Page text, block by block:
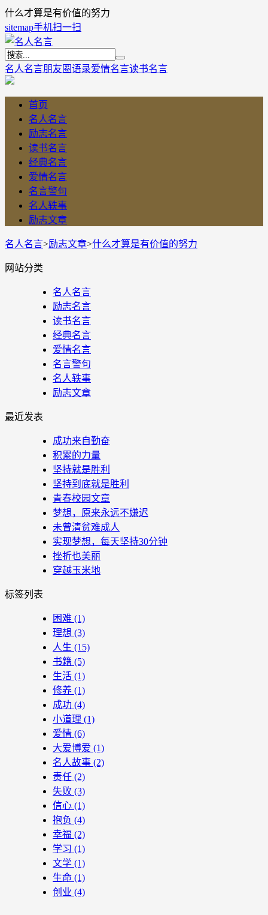
什么才算是有价值的努力
sitemap手机扫一扫
名人名言朋友圈语录爱情名言读书名言
首页
名人名言
励志名言
读书名言
经典名言
爱情名言
名言警句
名人轶事
励志文章
名人名言>励志文章>什么才算是有价值的努力
网站分类
名人名言
励志名言
读书名言
经典名言
爱情名言
名言警句
名人轶事
励志文章
最近发表
成功来自勤奋
积累的力量
坚持就是胜利
坚持到底就是胜利
青春校园文章
梦想，原来永远不嫌迟
未曾清贫难成人
实现梦想，每天坚持30分钟
挫折也美丽
穿越玉米地
标签列表
困难 (1)
理想 (3)
人生 (15)
书籍 (5)
生活 (1)
修养 (1)
成功 (4)
小道理 (1)
爱情 (6)
大爱博爱 (1)
名人故事 (2)
责任 (2)
失败 (3)
信心 (1)
抱负 (4)
幸福 (2)
学习 (1)
文学 (1)
生命 (1)
创业 (4)